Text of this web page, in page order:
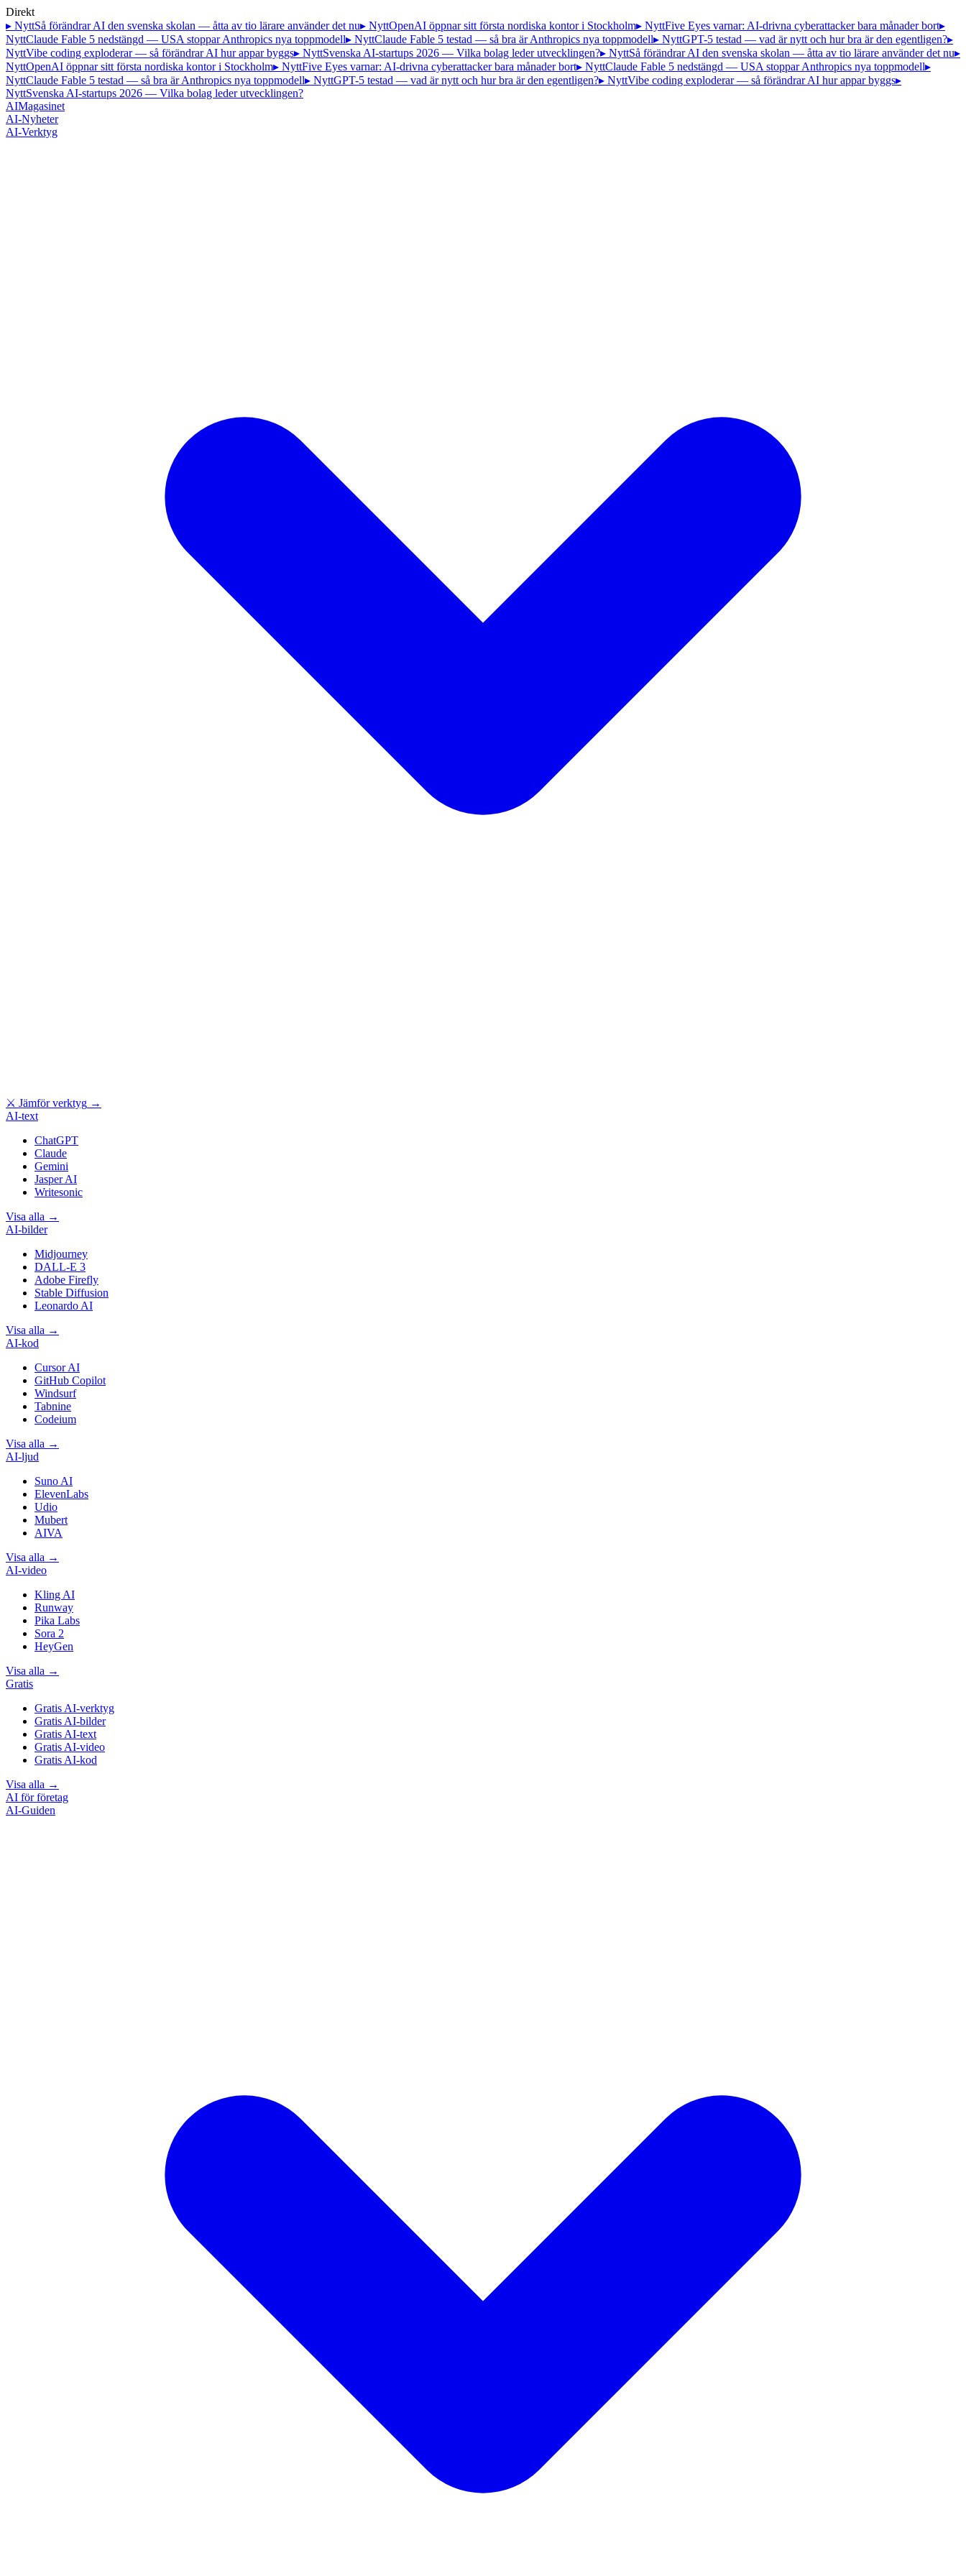
Direkt
▸ NyttSå förändrar AI den svenska skolan — åtta av tio lärare använder det nu▸ NyttOpenAI öppnar sitt första nordiska kontor i Stockholm▸ NyttFive Eyes varnar: AI-drivna cyberattacker bara månader bort▸
NyttClaude Fable 5 nedstängd — USA stoppar Anthropics nya toppmodell▸ NyttClaude Fable 5 testad — så bra är Anthropics nya toppmodell▸ NyttGPT-5 testad — vad är nytt och hur bra är den egentligen?▸
NyttVibe coding exploderar — så förändrar AI hur appar byggs▸ NyttSvenska AI-startups 2026 — Vilka bolag leder utvecklingen?▸ NyttSå förändrar AI den svenska skolan — åtta av tio lärare använder det nu▸
NyttOpenAI öppnar sitt första nordiska kontor i Stockholm▸ NyttFive Eyes varnar: AI-drivna cyberattacker bara månader bort▸ NyttClaude Fable 5 nedstängd — USA stoppar Anthropics nya toppmodell▸
NyttClaude Fable 5 testad — så bra är Anthropics nya toppmodell▸ NyttGPT-5 testad — vad är nytt och hur bra är den egentligen?▸ NyttVibe coding exploderar — så förändrar AI hur appar byggs▸
NyttSvenska AI-startups 2026 — Vilka bolag leder utvecklingen?
AIMagasinet
AI-Nyheter
AI-Verktyg
⚔ Jämför verktyg →
AI-text
ChatGPT
Claude
Gemini
Jasper AI
Writesonic
Visa alla →
AI-bilder
Midjourney
DALL-E 3
Adobe Firefly
Stable Diffusion
Leonardo AI
Visa alla →
AI-kod
Cursor AI
GitHub Copilot
Windsurf
Tabnine
Codeium
Visa alla →
AI-ljud
Suno AI
ElevenLabs
Udio
Mubert
AIVA
Visa alla →
AI-video
Kling AI
Runway
Pika Labs
Sora 2
HeyGen
Visa alla →
Gratis
Gratis AI-verktyg
Gratis AI-bilder
Gratis AI-text
Gratis AI-video
Gratis AI-kod
Visa alla →
AI för företag
AI-Guiden